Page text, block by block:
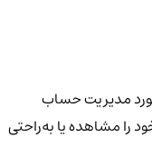
مدیریت حساب
را مشاهده یا به‌راحتی